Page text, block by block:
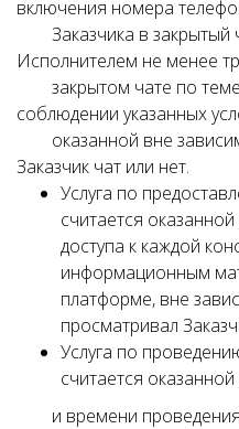
включения номера
Заказчика в закрытый
Исполнителем не менее
закрытом чате по теме
соблюдении указанных
оказанной вне
Заказчик чат или нет.
Услуга по
считается
доступа к каждой
информационным
платформе, вне
просматривал
Услуга по
считается
и времени проведения